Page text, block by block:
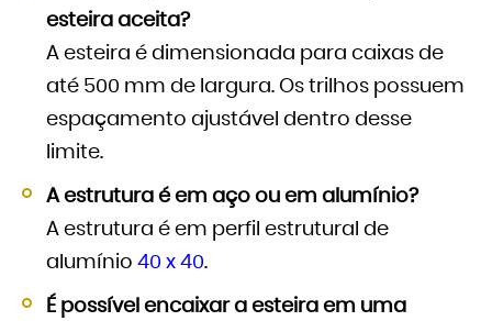
esteira aceita?
A esteira é dimensionada para caixas de
até 500 mm de largura. Os trilhos possuem
espaçamento ajustável dentro desse
limite.
A estrutura é em aço ou em alumínio?
A estrutura é em perfil estrutural de
alumínio 40 x 40.
É possível encaixar a esteira em uma